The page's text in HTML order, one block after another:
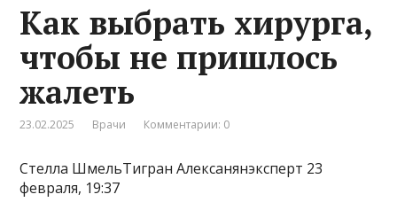
Как выбрать хирурга,
чтобы не пришлось
жалеть
23.02.2025 Врачи Комментарии: 0
Стелла ШмельТигран Алексанянэксперт 23
февраля, 19:37